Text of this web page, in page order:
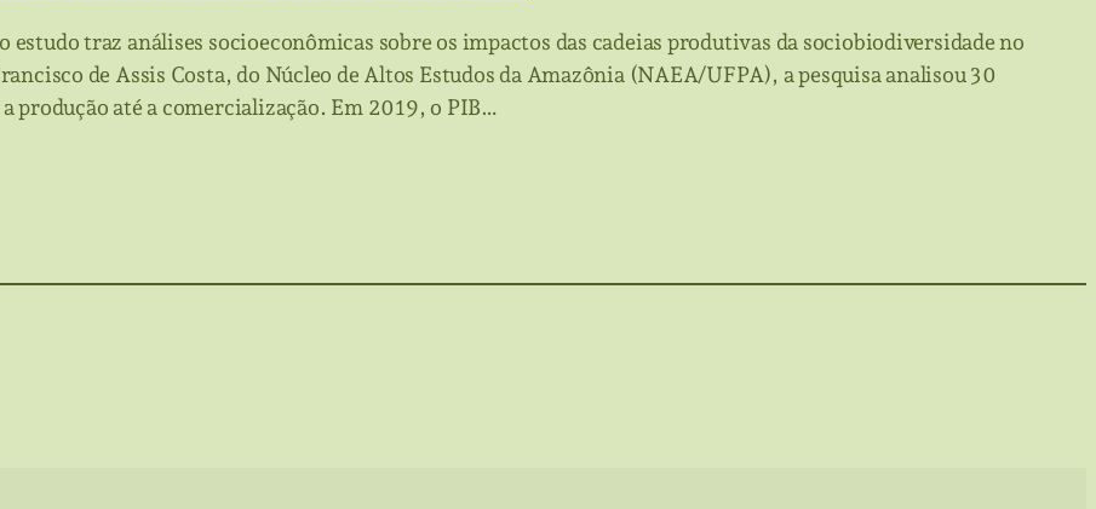
traz análises socioeconômicas sobre os impactos das cadeias produtivas da sociobiodiversidade no
de Assis Costa, do Núcleo de Altos Estudos da Amazônia (NAEA/UFPA), a pesquisa analisou 30
produção até a comercialização. Em 2019, o PIB…